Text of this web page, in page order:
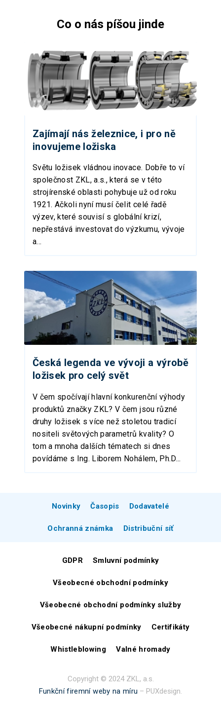
Co o nás píšou jinde
Zajímají nás železnice, i pro ně
inovujeme ložiska
Světu ložisek vládnou inovace. Dobře to ví
společnost ZKL, a.s., která se v této
strojírenské oblasti pohybuje už od roku
1921. Ačkoli nyní musí čelit celé řadě
výzev, které souvisí s globální krizí,
nepřestává investovat do výzkumu, vývoje
a...
Česká legenda ve vývoji a výrobě
ložisek pro celý svět
V čem spočívají hlavní konkurenční výhody
produktů značky ZKL? V čem jsou různé
druhy ložisek s více než stoletou tradicí
nositeli světových parametrů kvality? O
tom a mnoha dalších tématech si dnes
povídáme s Ing. Liborem Nohálem, Ph.D...
Novinky Časopis Dodavatelé
Ochranná známka Distribuční síť
GDPR Smluvní podmínky
Všeobecné obchodní podmínky
Všeobecné obchodní podmínky služby
Všeobecné nákupní podmínky Certifikáty
Whistleblowing Valné hromady
Copyright © 2024 ZKL, a.s.
Funkční firemní weby na míru – PUXdesign.